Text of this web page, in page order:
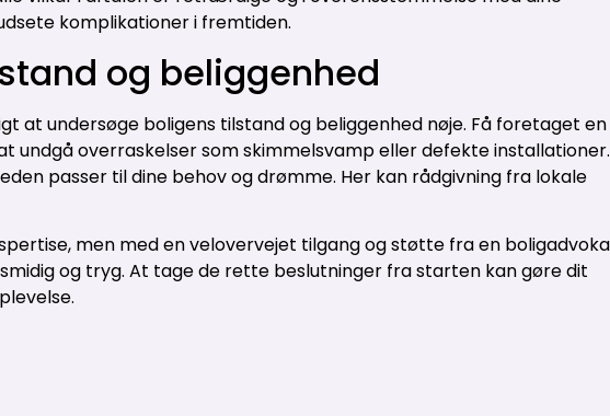
komplikationer i fremtiden.
og beliggenhed
at undersøge boligens tilstand og beliggenhed nøje. Få foretaget en
undgå overraskelser som skimmelsvamp eller defekte installationer.
passer til dine behov og drømme. Her kan rådgivning fra lokale
men med en velovervejet tilgang og støtte fra en
og tryg. At tage de rette beslutninger fra starten kan gøre dit